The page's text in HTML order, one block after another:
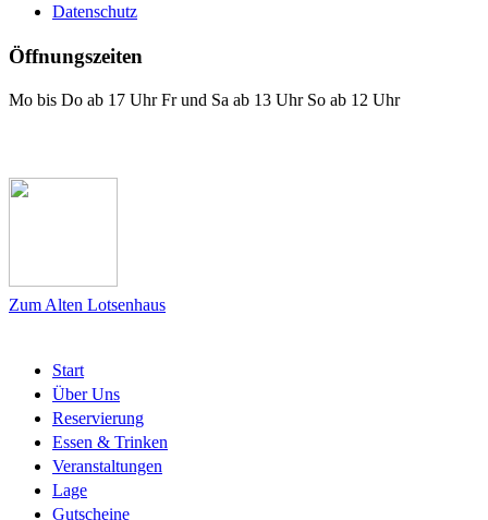
Datenschutz
Öffnungszeiten
Mo bis Do ab 17 Uhr Fr und Sa ab 13 Uhr So ab 12 Uhr
Zum Alten Lotsenhaus
Start
Über Uns
Reservierung
Essen & Trinken
Veranstaltungen
Lage
Gutscheine